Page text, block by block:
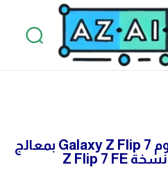
تسريب جديد يؤكد قدوم Galaxy Z Flip 7 بمعالج